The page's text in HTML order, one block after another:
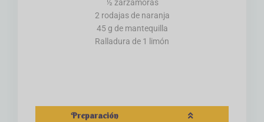
½ zarzamoras
2 rodajas de naranja
45 g de mantequilla
Ralladura de 1 limón
Preparación